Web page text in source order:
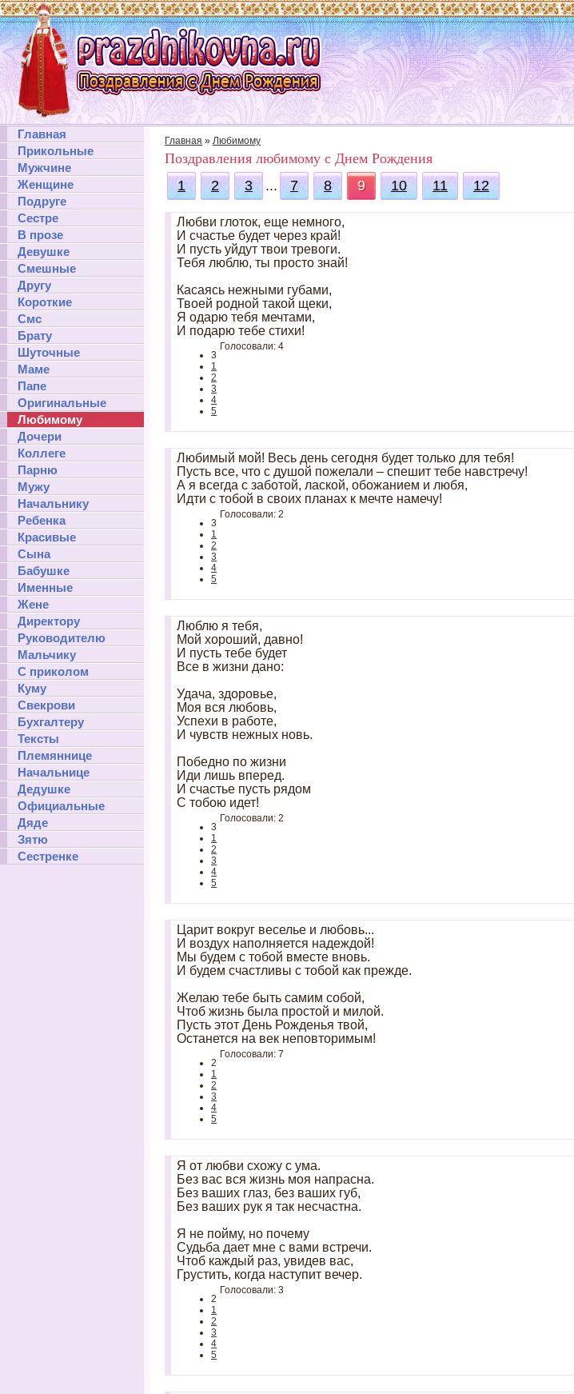
Главная
Прикольные
Мужчине
Женщине
Подруге
Сестре
В прозе
Девушке
Смешные
Другу
Короткие
Смс
Брату
Шуточные
Маме
Папе
Оригинальные
Любимому
Дочери
Коллеге
Парню
Мужу
Начальнику
Ребенка
Красивые
Сына
Бабушке
Именные
Жене
Директору
Руководителю
Мальчику
С приколом
Куму
Свекрови
Бухгалтеру
Тексты
Племяннице
Начальнице
Дедушке
Официальные
Дяде
Зятю
Сестренке
Главная » Любимому
Поздравления любимому с Днем Рождения
1
2 3 ... 7 8 9 10 11 12
Любви глоток, еще немного,
И счастье будет через край!
И пусть уйдут твои тревоги.
Тебя люблю, ты просто знай!
Касаясь нежными губами,
Твоей родной такой щеки,
Я одарю тебя мечтами,
И подарю тебе стихи!
3
1
2
3
4
5
Голосовали: 4
Любимый мой! Весь день сегодня будет только для тебя!
Пусть все, что с душой пожелали – спешит тебе навстречу!
А я всегда с заботой, лаской, обожанием и любя,
Идти с тобой в своих планах к мечте намечу!
3
1
2
3
4
5
Голосовали: 2
Люблю я тебя,
Мой хороший, давно!
И пусть тебе будет
Все в жизни дано:
Удача, здоровье,
Моя вся любовь,
Успехи в работе,
И чувств нежных новь.
Победно по жизни
Иди лишь вперед.
И счастье пусть рядом
С тобою идет!
3
1
2
3
4
5
Голосовали: 2
Царит вокруг веселье и любовь...
И воздух наполняется надеждой!
Мы будем с тобой вместе вновь.
И будем счастливы с тобой как прежде.
Желаю тебе быть самим собой,
Чтоб жизнь была простой и милой.
Пусть этот День Рожденья твой,
Останется на век неповторимым!
2
1
2
3
4
5
Голосовали: 7
Я от любви схожу с ума.
Без вас вся жизнь моя напрасна.
Без ваших глаз, без ваших губ,
Без ваших рук я так несчастна.
Я не пойму, но почему
Судьба дает мне с вами встречи.
Чтоб каждый раз, увидев вас,
Грустить, когда наступит вечер.
2
1
2
3
4
5
Голосовали: 3